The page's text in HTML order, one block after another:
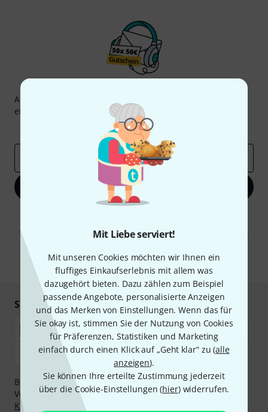
Mit Liebe serviert!
Mit unseren Cookies möchten wir Ihnen ein
fluffiges Einkaufserlebnis mit allem was
dazugehört bieten. Dazu zählen zum Beispiel
passende Angebote, personalisierte Anzeigen
und das Merken von Einstellungen. Wenn das für
Sie okay ist, stimmen Sie der Nutzung von Cookies
für Präferenzen, Statistiken und Marketing
einfach durch einen Klick auf „Geht klar“ zu (alle
anzeigen).
Sie können Ihre erteilte Zustimmung jederzeit
über die Cookie-Einstellungen (hier) widerrufen.
Abonniere den Thomann Newsletter und gewinne mit
etwas Glück einen von
50 Gutscheinen
Inspirierende Beiträge
Deals
Jetzt anmelden
Abmeldung ist jederzeit möglich. Weitere Informationen finden Sie in
* Pflichtfeld
Sicher einkaufen & bezahlen
Bezahlen Sie vertraulich und sicher per Nachnahme,
Vorkasse, PayPal, Amazon Pay,Klarna Sofort bezahlen
Klarna Ratenzahlung